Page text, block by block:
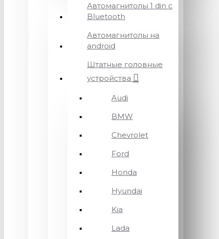
Автомагнитолы 1 din с
Bluetooth
Автомагнитолы на
android
Штатные головные
устройства
Audi
BMW
Chevrolet
Ford
Honda
Hyundai
Kia
Lada